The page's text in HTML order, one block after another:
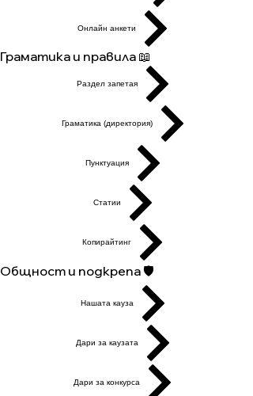
Онлайн анкети
Граматика и правила 📖
Раздел запетая
Граматика (директория)
Пунктуация
Статии
Копирайтинг
Общност и подкрепа 🛡️
Нашата кауза
Дари за каузата
Дари за конкурса